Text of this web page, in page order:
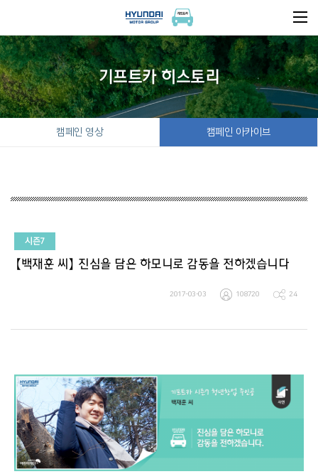
기프트카 히스토리
캠페인 영상 캠페인 아카이브
시즌7
【백재훈 씨】 진심을 담은 하모니로 감동을 전하겠습니다
2017-03-03 108720 24